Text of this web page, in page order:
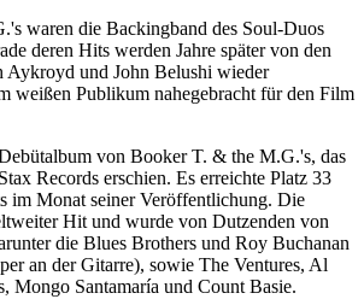
waren die Backingband des Soul-Duos
deren Hits werden Jahre später von den
Aykroyd und John Belushi wieder
weißen Publikum nahegebracht für den Film
von Booker T. & the M.G.'s, das
Records erschien. Es erreichte Platz 33
im Monat seiner Veröffentlichung. Die
Hit und wurde von Dutzenden von
die Blues Brothers und Roy Buchanan
an der Gitarre), sowie The Ventures, Al
Mongo Santamaría und Count Basie.